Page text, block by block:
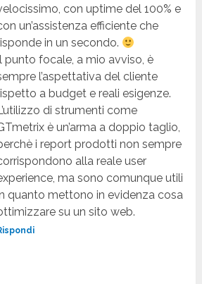
con uptime del 100% e
un’assistenza efficiente che
in un secondo.
Il punto focale, a mio avviso, è
l’aspettativa del cliente
a budget e reali esigenze.
di strumenti come
è un’arma a doppio taglio,
i report prodotti non sempre
alla reale user
ma sono comunque utili
quanto mettono in evidenza cosa
su un sito web.